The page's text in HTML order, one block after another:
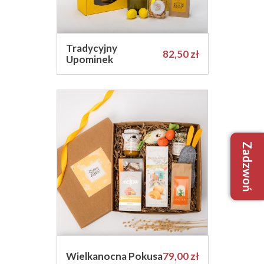
Tradycyjny
Upominek
Cena
82,50 zł
Wielkanocna PokusaCena
79,00 zł
Zadzwoń
+48
+48